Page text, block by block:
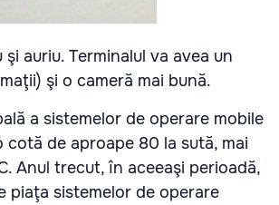
auriu. Terminalul va avea un
şi o cameră mai bună.
a sistemelor de operare mobile
de aproape 80 la sută, mai
Anul trecut, în aceeaşi perioadă,
piaţa sistemelor de operare